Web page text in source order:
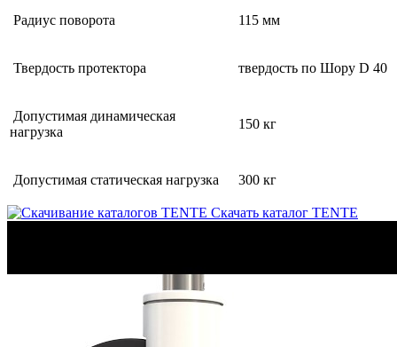
Радиус поворота 115 мм
Твердость протектора твердость по Шору D 40
Допустимая динамическая
нагрузка
150 кг
Допустимая статическая нагрузка 300 кг
Скачать каталог TENTE